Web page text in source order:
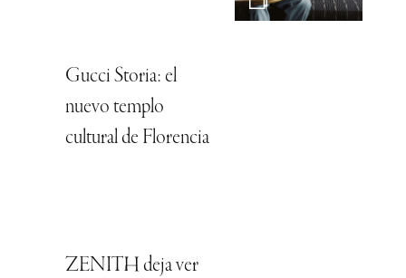
Gucci Storia: el
nuevo templo
cultural de Florencia
ZENITH deja ver